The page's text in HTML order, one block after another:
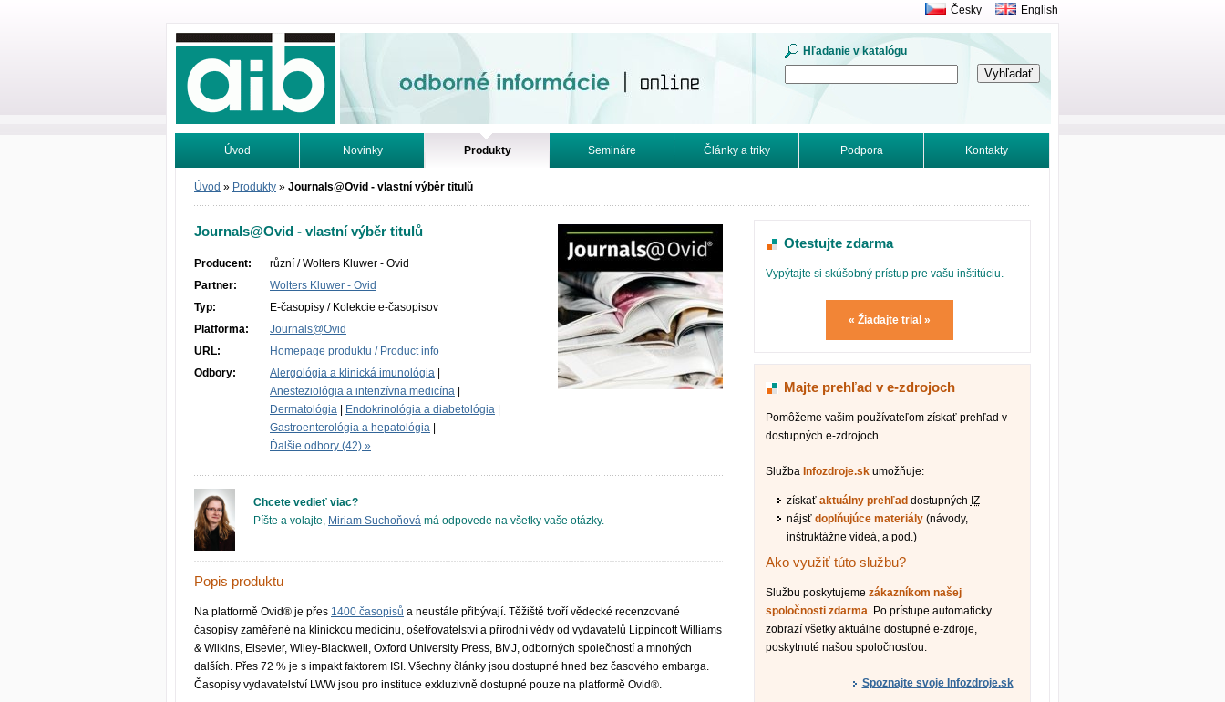
Odborné informácie. Online.
Hľadanie v katalógu
Česky English
Úvod Novinky Produkty Semináre Články a triky Podpora Kontakty
Vyhľadávanie Tutoriály
Úvod » Produkty » Journals@Ovid - vlastní výběr titulů
Journals@Ovid - vlastní výběr titulů
Producent:
různí / Wolters Kluwer - Ovid
Partner:
Wolters Kluwer - Ovid
Typ:
E-časopisy / Kolekcie e-časopisov
Platforma:
Journals@Ovid
URL:
Homepage produktu / Product info
Odbory:
Alergológia a klinická imunológia
Anesteziológia a intenzívna medicína
Dermatológia
Endokrinológia a diabetológia
Gastroenterológia a hepatológia
Ďalšie odbory (42) »
Chcete vedieť viac?
Píšte a volajte, Miriam Suchoňová má odpovede na všetky vaše otázky.
Popis produktu
Na platformě Ovid® je přes 1400 časopisů a neustále přibývají. Těžiště tvoří vědecké recenzované
časopisy zaměřené na klinickou medicínu, ošetřovatelství a přírodní vědy od vydavatelů Lippincott Williams
& Wilkins, Elsevier, Wiley-Blackwell, Oxford University Press, BMJ, odborných společností a mnohých
dalších. Přes 72 % je s impakt faktorem ISI. Všechny články jsou dostupné hned bez časového embarga.
Časopisy vydavatelství LWW jsou pro instituce exkluzivně dostupné pouze na platformě Ovid®.
Otestujte zdarma
Vypýtajte si skúšobný prístup pre vašu inštitúciu.
« Žiadajte trial »
Majte prehľad v e-zdrojoch
Pomôžeme vašim používateľom získať prehľad v
dostupných e-zdrojoch.
Služba Infozdroje.sk umožňuje:
získať aktuálny prehľad dostupných IZ
nájsť doplňujúce materiály(návody,
inštruktážne videá, a pod.)
Ako využiť túto službu?
Službu poskytujemezákazníkom našej
spoločnosti zdarma. Po prístupe automaticky
zobrazí všetky aktuálne dostupné e-zdroje,
poskytnuté našou spoločnosťou.
Spoznajte svoje Infozdroje.sk